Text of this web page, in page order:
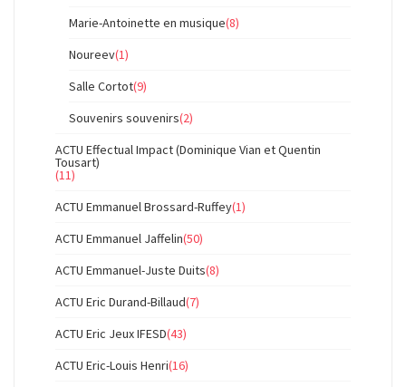
Marie-Antoinette en musique(8)
Noureev(1)
Salle Cortot(9)
Souvenirs souvenirs(2)
ACTU Effectual Impact (Dominique Vian et Quentin
Tousart)
(11)
ACTU Emmanuel Brossard-Ruffey(1)
ACTU Emmanuel Jaffelin(50)
ACTU Emmanuel-Juste Duits(8)
ACTU Eric Durand-Billaud(7)
ACTU Eric Jeux IFESD(43)
ACTU Eric-Louis Henri(16)